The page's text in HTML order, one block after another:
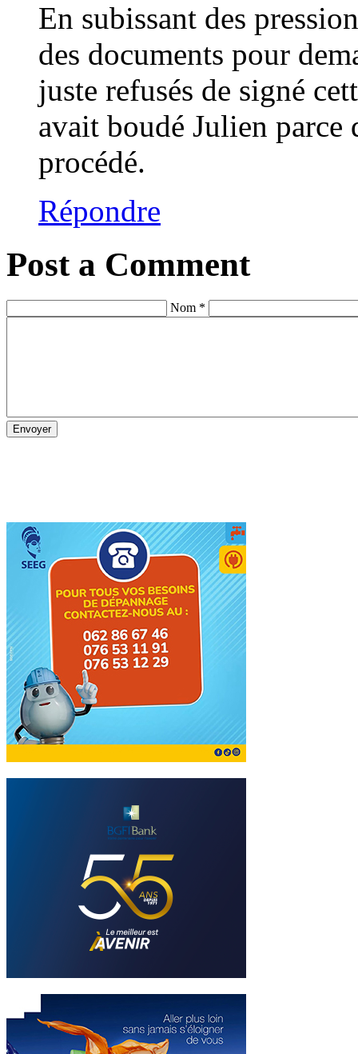
En subissant des
des documents pour
juste refusés de signé
avait boudé Julien
procédé.
Répondre
Post a Comment
Nom *